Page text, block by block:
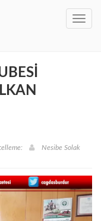
Nesibe Solak